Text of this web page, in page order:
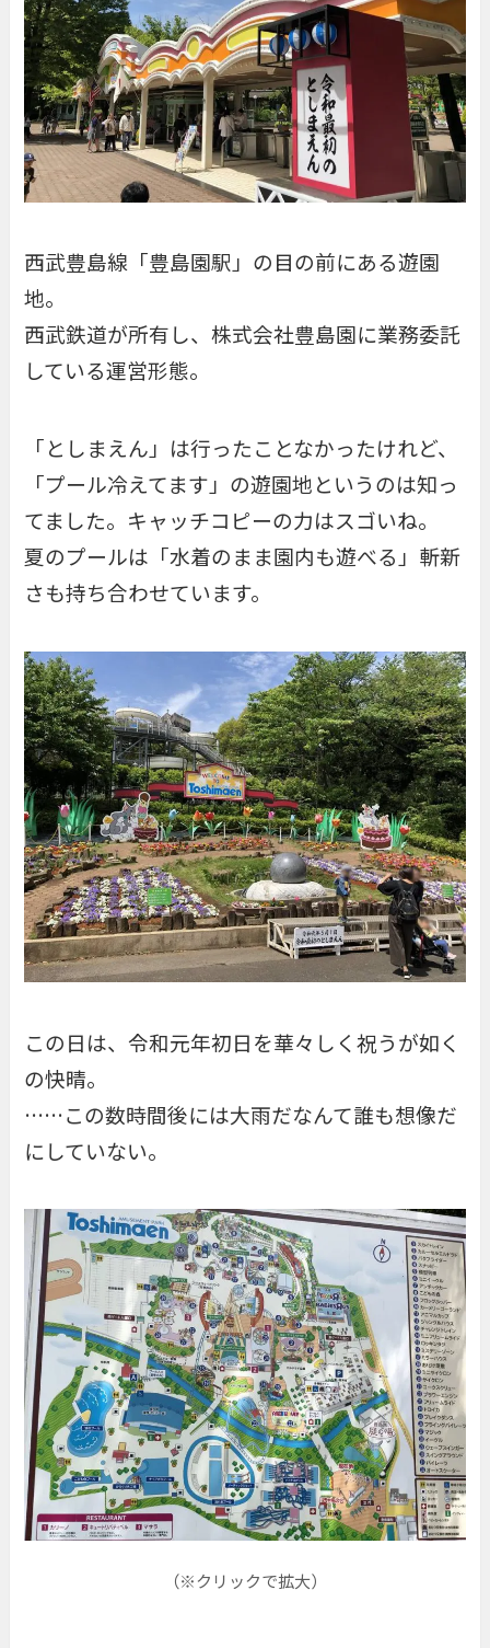
西武豊島線「豊島園駅」の目の前にある遊園
地。
西武鉄道が所有し、株式会社豊島園に業務委託
している運営形態。
「としまえん」は行ったことなかったけれど、
「プール冷えてます」の遊園地というのは知っ
てました。キャッチコピーの力はスゴいね。
夏のプールは「水着のまま園内も遊べる」斬新
さも持ち合わせています。
この日は、令和元年初日を華々しく祝うが如く
の快晴。
……この数時間後には大雨だなんて誰も想像だ
にしていない。
（※クリックで拡大）